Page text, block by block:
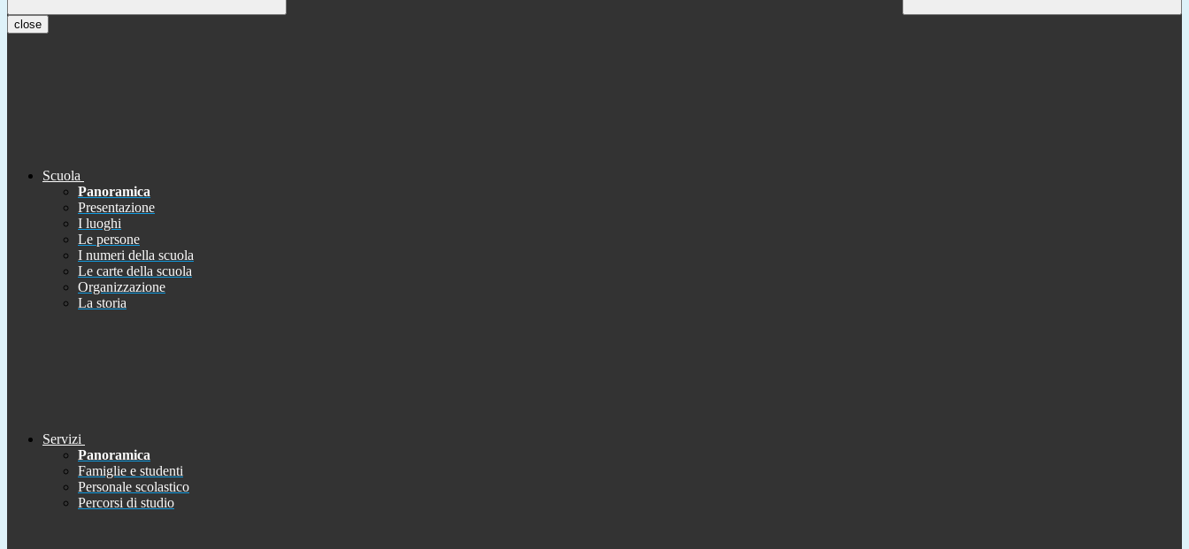
close
Scuola
Panoramica
Presentazione
I luoghi
Le persone
I numeri della scuola
Le carte della scuola
Organizzazione
La storia
Servizi
Panoramica
Famiglie e studenti
Personale scolastico
Percorsi di studio